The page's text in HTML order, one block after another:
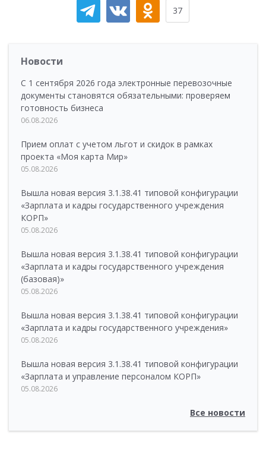
37
Новости
С 1 сентября 2026 года электронные перевозочные
документы становятся обязательными: проверяем
готовность бизнеса
06.08.2026
Прием оплат с учетом льгот и скидок в рамках
проекта «Моя карта Мир»
05.08.2026
Вышла новая версия 3.1.38.41 типовой конфигурации
«Зарплата и кадры государственного учреждения
КОРП»
05.08.2026
Вышла новая версия 3.1.38.41 типовой конфигурации
«Зарплата и кадры государственного учреждения
(базовая)»
05.08.2026
Вышла новая версия 3.1.38.41 типовой конфигурации
«Зарплата и кадры государственного учреждения»
05.08.2026
Вышла новая версия 3.1.38.41 типовой конфигурации
«Зарплата и управление персоналом КОРП»
05.08.2026
Все новости